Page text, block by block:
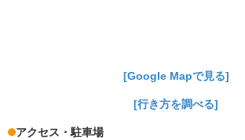
[Google Mapで見る]
[行き方を調べる]
アクセス・駐車場